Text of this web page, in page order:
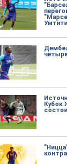
Умтити
Кубок